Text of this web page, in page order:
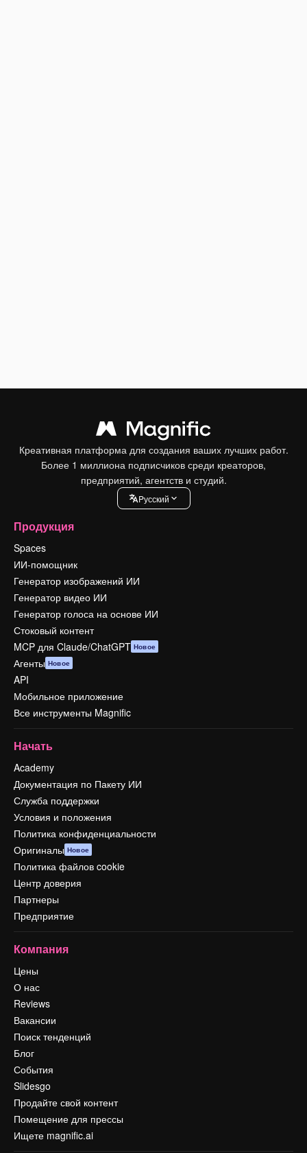
Креативная платформа для создания ваших лучших работ.
Более 1 миллиона подписчиков среди креаторов,
предприятий, агентств и студий.
Pусский
Продукция
Spaces
ИИ-помощник
Генератор изображений ИИ
Генератор видео ИИ
Генератор голоса на основе ИИ
Стоковый контент
MCP для Claude/ChatGPT Новое
Агенты Новое
API
Мобильное приложение
Все инструменты Magnific
Начать
Academy
Документация по Пакету ИИ
Служба поддержки
Условия и положения
Политика конфиденциальности
Оригиналы Новое
Политика файлов cookie
Центр доверия
Партнеры
Предприятие
Компания
Цены
О нас
Reviews
Вакансии
Поиск тенденций
Блог
События
Slidesgo
Продайте свой контент
Помещение для прессы
Ищете magnific.ai